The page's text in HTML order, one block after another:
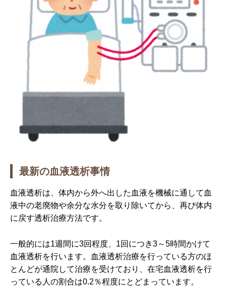
最新の血液透析事情
血液透析は、体内から外へ出した血液を機械に通して血
液中の老廃物や余分な水分を取り除いてから、再び体内
に戻す透析治療方法です。
一般的には1週間に3回程度、1回につき3～5時間かけて
血液透析を行います。血液透析治療を行っている方のほ
とんどが通院して治療を受けており、在宅血液透析を行
っている人の割合は0.2％程度にとどまっています。